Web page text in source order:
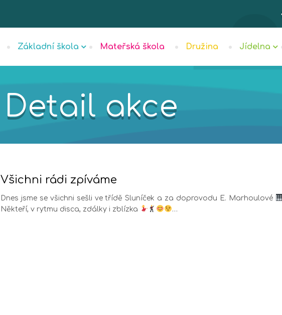
Základní škola Mateřská škola Družina Jídelna
Detail akce
Všichni rádi zpíváme
Dnes jsme se všichni sešli ve třídě Sluníček a za doprovodu E. Marhoulové
Někteří, v rytmu disca, zdálky i zblízka
…